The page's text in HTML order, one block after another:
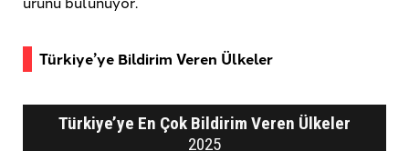
Türkiye’ye Bildirim Veren Ülkeler